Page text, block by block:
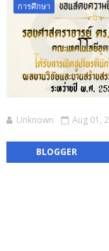
การศึกษา
Unknown Aug 01,
BLOGGER